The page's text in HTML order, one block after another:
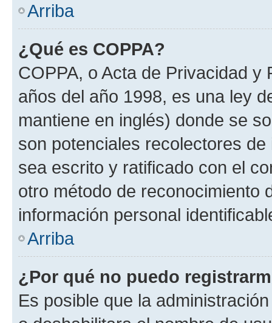
Arriba
¿Qué es COPPA?
COPPA, o Acta de Privacidad
años del año 1998, es una ley
mantiene en inglés) donde se
son potenciales recolectores
sea escrito y ratificado con el
otro método de reconocimiento
información personal
Arriba
¿Por qué no puedo
Es posible que la